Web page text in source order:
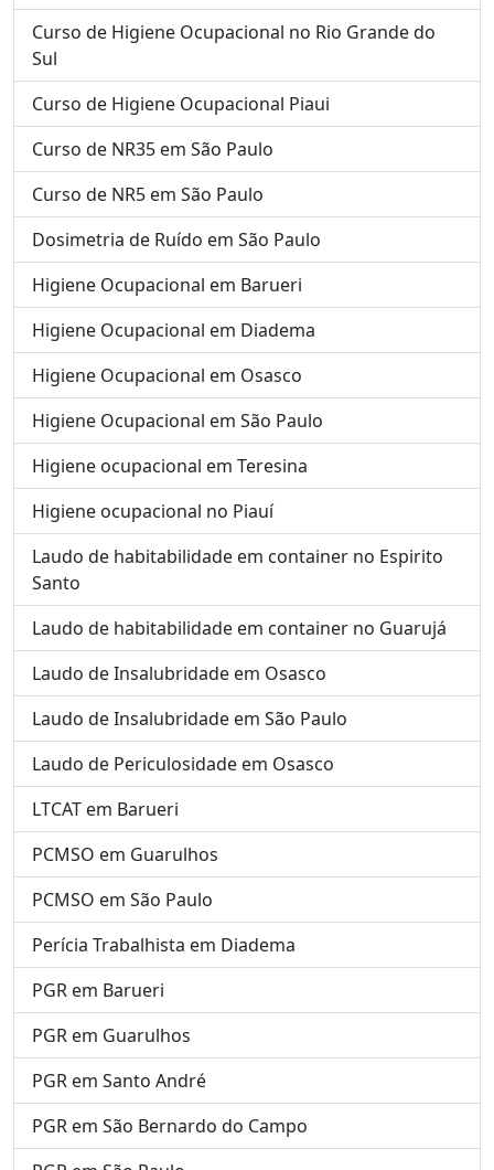
Curso de Higiene Ocupacional no Rio Grande do
Sul
Curso de Higiene Ocupacional Piaui
Curso de NR35 em São Paulo
Curso de NR5 em São Paulo
Dosimetria de Ruído em São Paulo
Higiene Ocupacional em Barueri
Higiene Ocupacional em Diadema
Higiene Ocupacional em Osasco
Higiene Ocupacional em São Paulo
Higiene ocupacional em Teresina
Higiene ocupacional no Piauí
Laudo de habitabilidade em container no Espirito
Santo
Laudo de habitabilidade em container no Guarujá
Laudo de Insalubridade em Osasco
Laudo de Insalubridade em São Paulo
Laudo de Periculosidade em Osasco
LTCAT em Barueri
PCMSO em Guarulhos
PCMSO em São Paulo
Perícia Trabalhista em Diadema
PGR em Barueri
PGR em Guarulhos
PGR em Santo André
PGR em São Bernardo do Campo